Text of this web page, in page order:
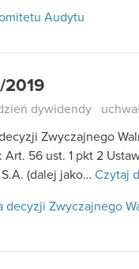
Audytu
2019
dywidendy
Zwyczajnego
56 ust. 1 pkt 2
(dalej jako… Czytaj
decyzji Zwyczajnego